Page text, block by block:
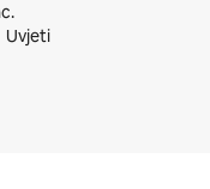
Uvjeti